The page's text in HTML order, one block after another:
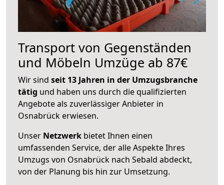
Transport von Gegenständen
und Möbeln Umzüge ab 87€
Wir sind seit 13 Jahren in der Umzugsbranche
tätig und haben uns durch die qualifizierten
Angebote als zuverlässiger Anbieter in
Osnabrück erwiesen.
Unser Netzwerk bietet Ihnen einen
umfassenden Service, der alle Aspekte Ihres
Umzugs von Osnabrück nach Sebald abdeckt,
von der Planung bis hin zur Umsetzung.